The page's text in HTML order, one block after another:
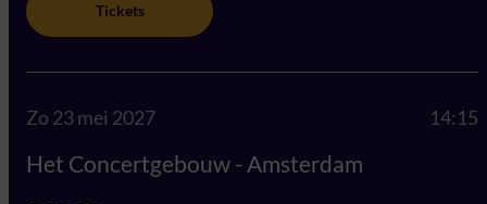
Tickets
Zo 23 mei 2027 14:15
Het Concertgebouw - Amsterdam